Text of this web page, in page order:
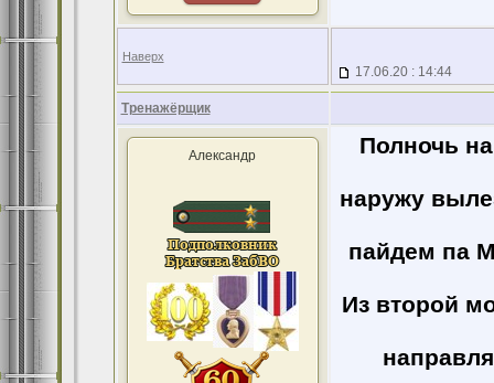
Наверх
17.06.20 : 14:44
Тренажёрщик
Александр Полночь
наружу
пайдем па
Из второй